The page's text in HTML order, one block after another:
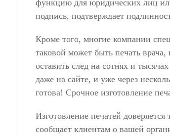
функцию для юридических лиц
подпись, подтверждает
Кроме того, многие компании
таковой может быть печать
оставить след на сотнях и
даже на сайте, и уже через
готова! Срочное изготовление
Изготовление печатей
сообщает клиентам о вашей